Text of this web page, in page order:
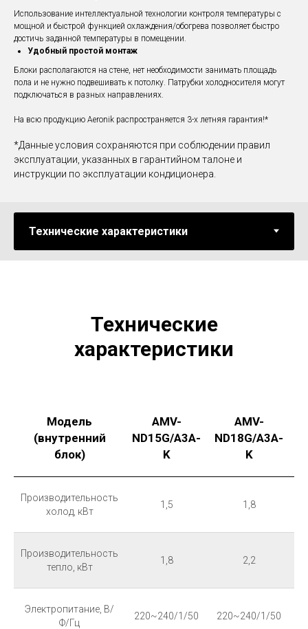
Использование интеллектуальной технологии контроля температуры с
мощной и быстрой функцией охлаждения/обогрева позволяет быстро
достичь заданной температуры в помещении.
Удобный простой монтаж
Блоки располагаются на стене, нет необходимости занимать площадь
пола и не нужно подвешивать к потолку. Патрубки холодносителя могут
подключаться в разных направлениях.
На всю продукцию Aeronik распространяется 3-х летняя гарантия!*
*Данные условия сохраняются при соблюдении правил
эксплуатации, указанных в гарантийном талоне и
инструкции по эксплуатации кондиционера.
Технические
характеристики
Модель
(внутренний
блок)
AMV-
ND15G/A3A-
K
AMV-
ND18G/A3A-
K
Производительность
холод, кВт
1,5 1,8
Производительность
тепло, кВт
1,8 2,2
Электропитание, В/
Ф/Гц
220~240/1/50 220~240/1/50